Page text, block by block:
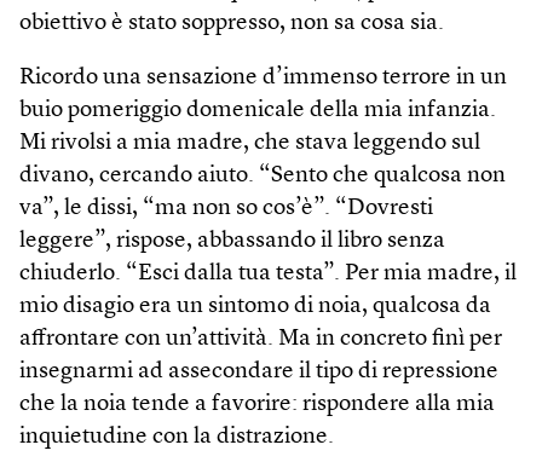
obiettivo è stato soppresso, non sa cosa sia.
Ricordo una sensazione d’immenso terrore in un
buio pomeriggio domenicale della mia infanzia.
Mi rivolsi a mia madre, che stava leggendo sul
divano, cercando aiuto. “Sento che qualcosa non
va”, le dissi, “ma non so cos’è”. “Dovresti
leggere”, rispose, abbassando il libro senza
chiuderlo. “Esci dalla tua testa”. Per mia madre, il
mio disagio era un sintomo di noia, qualcosa da
affrontare con un’attività. Ma in concreto finì per
insegnarmi ad assecondare il tipo di repressione
che la noia tende a favorire: rispondere alla mia
inquietudine con la distrazione.